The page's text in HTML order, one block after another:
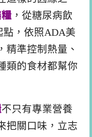
，從糖尿病飲
點，依照ADA美
精準控制熱量、
類的食材都幫你
不只有專業營養
把關口味，立志